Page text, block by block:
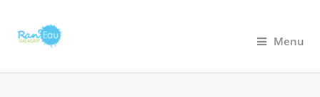
Menu